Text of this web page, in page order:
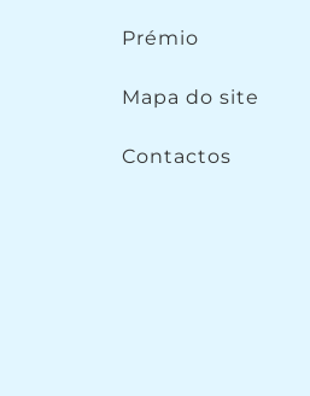
Prémio
Mapa do site
Contactos